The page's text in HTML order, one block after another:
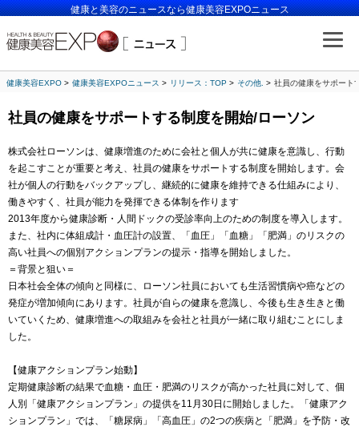
健康と美容のニュースなら健康美容EXPOニュース
健康美容EXPO 健康美容EXPOニュース リリース：TOP その他. 社員の健康をサポート
社員の健康をサポートする制度を開始/ローソン
株式会社ローソンは、健康増進のために会社と個人が共に健康を意識し、行動
を起こすことが重要と考え、社員の健康をサポートする制度を開始します。会
社が個人の行動をバックアップし、継続的に健康を維持できる仕組みにより、
働きやすく、社員が能力を発揮できる体制を作ります
2013年度から健康診断・人間ドックの受診率向上のための制度を導入します。
また、社内に体組成計・血圧計の設置、「血圧」「血糖」「肥満」のリスクの
高い社員への個別アクションプランの提示・指導を開始しました。
＝背景と狙い＝
日本社会全体の傾向と同様に、ローソン社員においても生活習慣病や癌などの
発症が増加傾向にあります。社員が自らの健康を意識し、今後も生き生きと働
いていくため、健康増進への取組みを会社と社員が一緒に取り組むことにしま
した。
【健康アクションプラン始動】
定期健康診断の結果で血糖・血圧・肥満のリスクが高かった社員に対して、個
人別「健康アクションプラン」の提供を11月30日に開始しました。「健康アク
ションプラン」では、「糖尿病」「高血圧」の2つの疾病と「肥満」を予防・改